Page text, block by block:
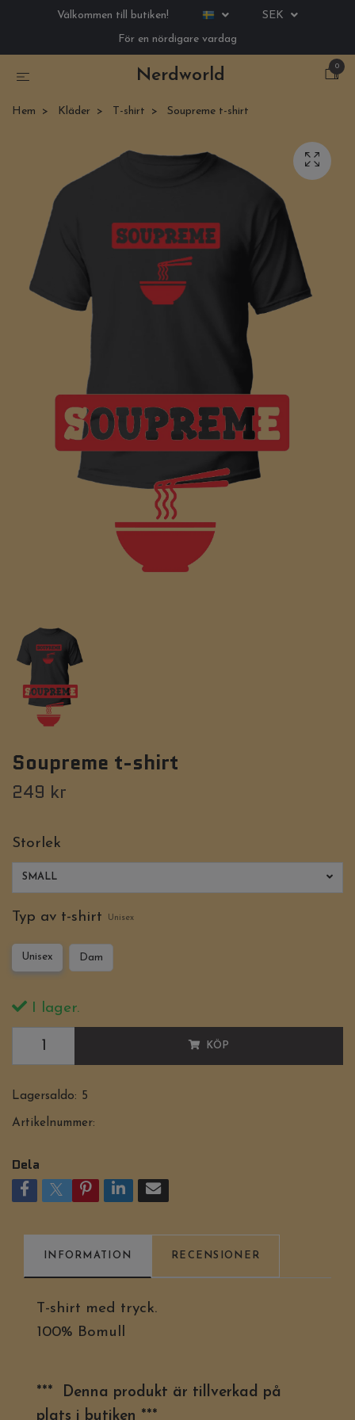
Välkommen till butiken!
SEK
För en nördigare vardag
Nerdworld
0
Hem Kläder T-shirt Soupreme t-shirt
Soupreme t-shirt
249 kr
Storlek
SMALL
Typ av t-shirt Unisex
Unisex Dam
I lager.
KÖP
Lagersaldo: 5
Artikelnummer:
Dela
INFORMATION RECENSIONER
T-shirt med tryck.
100% Bomull
*** Denna produkt är tillverkad på
plats i butiken ***